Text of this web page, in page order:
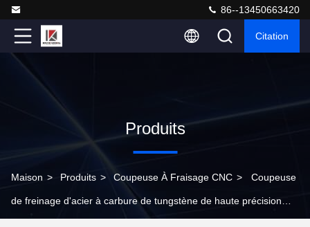
86--13450663420
Citation
Produits
Maison > Produits > Coupeuse À Fraisage CNC > Coupeuse
de freinage d'acier à carbure de tungstène de haute précision